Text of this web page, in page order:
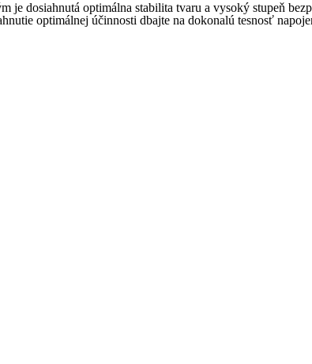
dosiahnutá optimálna stabilita tvaru a vysoký stupeň
optimálnej účinnosti dbajte na dokonalú tesnosť